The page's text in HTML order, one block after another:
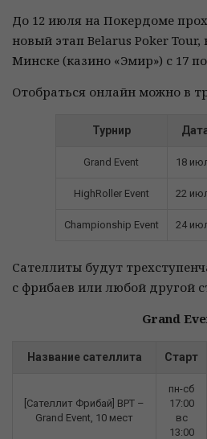
До 12 июля на Покердоме
новый этап Belarus Poker Tour,
Минске (казино «Эмир») с 17
Отобраться онлайн можно в
Турнир
Grand Event 18
HighRoller Event 22
Championship Event 24
Сателлиты будут
с фрибаев или любой другой
Grand
Название сателлита Старт
[Cателлит Фрибай] BPT –
Grand Event, 10 мест
пн-сб
17:00
вс
13:00